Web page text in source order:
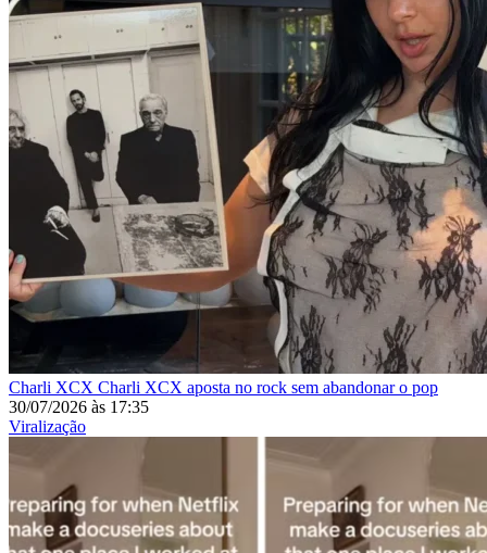
Charli XCX Charli XCX aposta no rock sem abandonar o pop
30/07/2026 às 17:35
Viralização